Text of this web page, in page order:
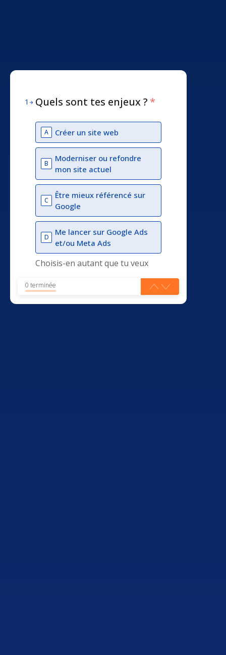
1 Quels sont tes enjeux ? *
A Créer un site web
B
Moderniser ou refondre
mon site actuel
C
Être mieux référencé sur
Google
D
Me lancer sur Google Ads
et/ou Meta Ads
Choisis-en autant que tu veux
0 terminée